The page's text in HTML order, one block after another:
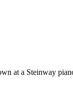
at a Steinway